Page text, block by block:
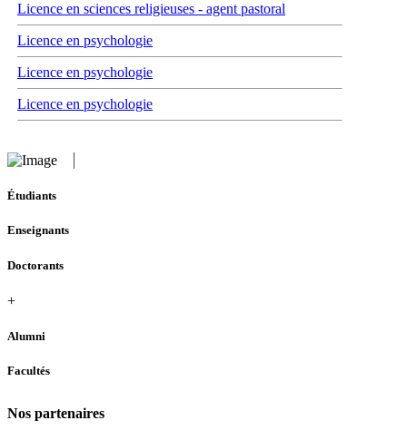
Licence en sciences religieuses - agent pastoral
Licence en psychologie
Licence en psychologie
Licence en psychologie
Étudiants
Enseignants
Doctorants
+
Alumni
Facultés
Nos partenaires